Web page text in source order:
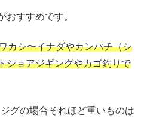
おすすめです。
カシ〜イナダやカンパチ（シ
ショアジギングやカゴ釣りで
グの場合それほど重いものは